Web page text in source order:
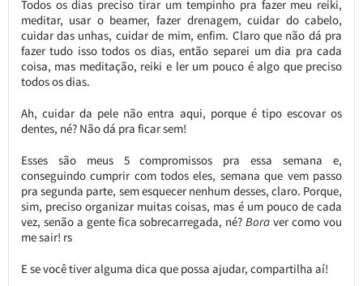
Todos os dias preciso tirar um tempinho pra fazer meu reiki,
meditar, usar o beamer, fazer drenagem, cuidar do cabelo,
cuidar das unhas, cuidar de mim, enfim. Claro que não dá pra
fazer tudo isso todos os dias, então separei um dia pra cada
coisa, mas meditação, reiki e ler um pouco é algo que preciso
todos os dias.
Ah, cuidar da pele não entra aqui, porque é tipo escovar os
dentes, né? Não dá pra ficar sem!
Esses são meus 5 compromissos pra essa semana e,
conseguindo cumprir com todos eles, semana que vem passo
pra segunda parte, sem esquecer nenhum desses, claro. Porque,
sim, preciso organizar muitas coisas, mas é um pouco de cada
vez, senão a gente fica sobrecarregada, né?Bora ver como vou
me sair! rs
E se você tiver alguma dica que possa ajudar, compartilha aí!